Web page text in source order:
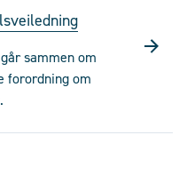
sammen om
forordning om